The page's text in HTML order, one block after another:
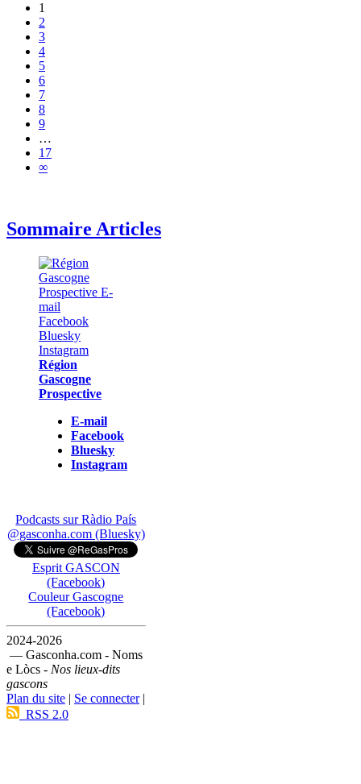
1
2
3
4
5
6
7
8
9
…
17
∞
Sommaire Articles
Région
Gascogne
Prospective
E-mail
Facebook
Bluesky
Instagram
Podcasts sur Ràdio País
@gasconha.com (Bluesky)
Esprit GASCON
(Facebook)
Couleur Gascogne
(Facebook)
2024-2026
— Gasconha.com - Noms
e Lòcs - Nos lieux-dits
gascons
Plan du site | Se connecter|
RSS 2.0